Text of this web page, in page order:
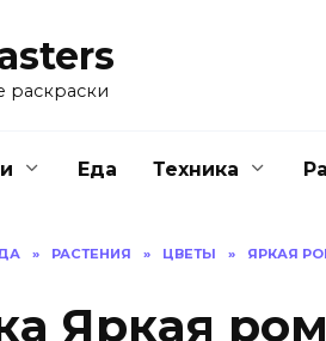
раскраски
Еда Техника
» РАСТЕНИЯ » ЦВЕТЫ » ЯРКАЯ
Яркая